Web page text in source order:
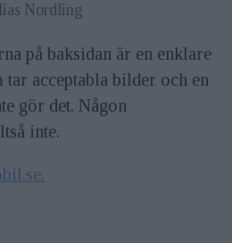
Nordling
på baksidan är en enklare
acceptabla bilder och en
gör det. Någon
inte.